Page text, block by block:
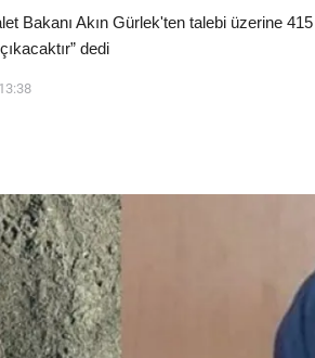
Bakanı Akın Gürlek'ten talebi üzerine
dedi